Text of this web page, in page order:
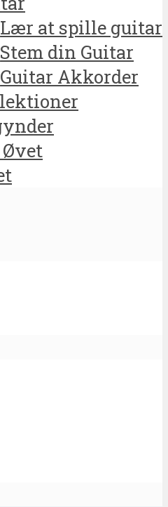
Lær at spille guitar
Stem din Guitar
Guitar Akkorder
Øvet